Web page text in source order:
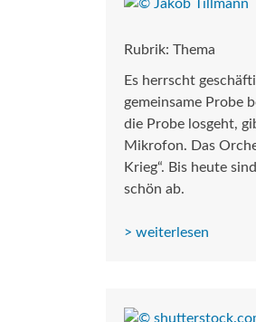
Rubrik: Thema
Es herrscht
gemeinsame Probe
die Probe losgeht,
Mikrofon. Das
Krieg“. Bis heute
schön ab.
> weiterlesen